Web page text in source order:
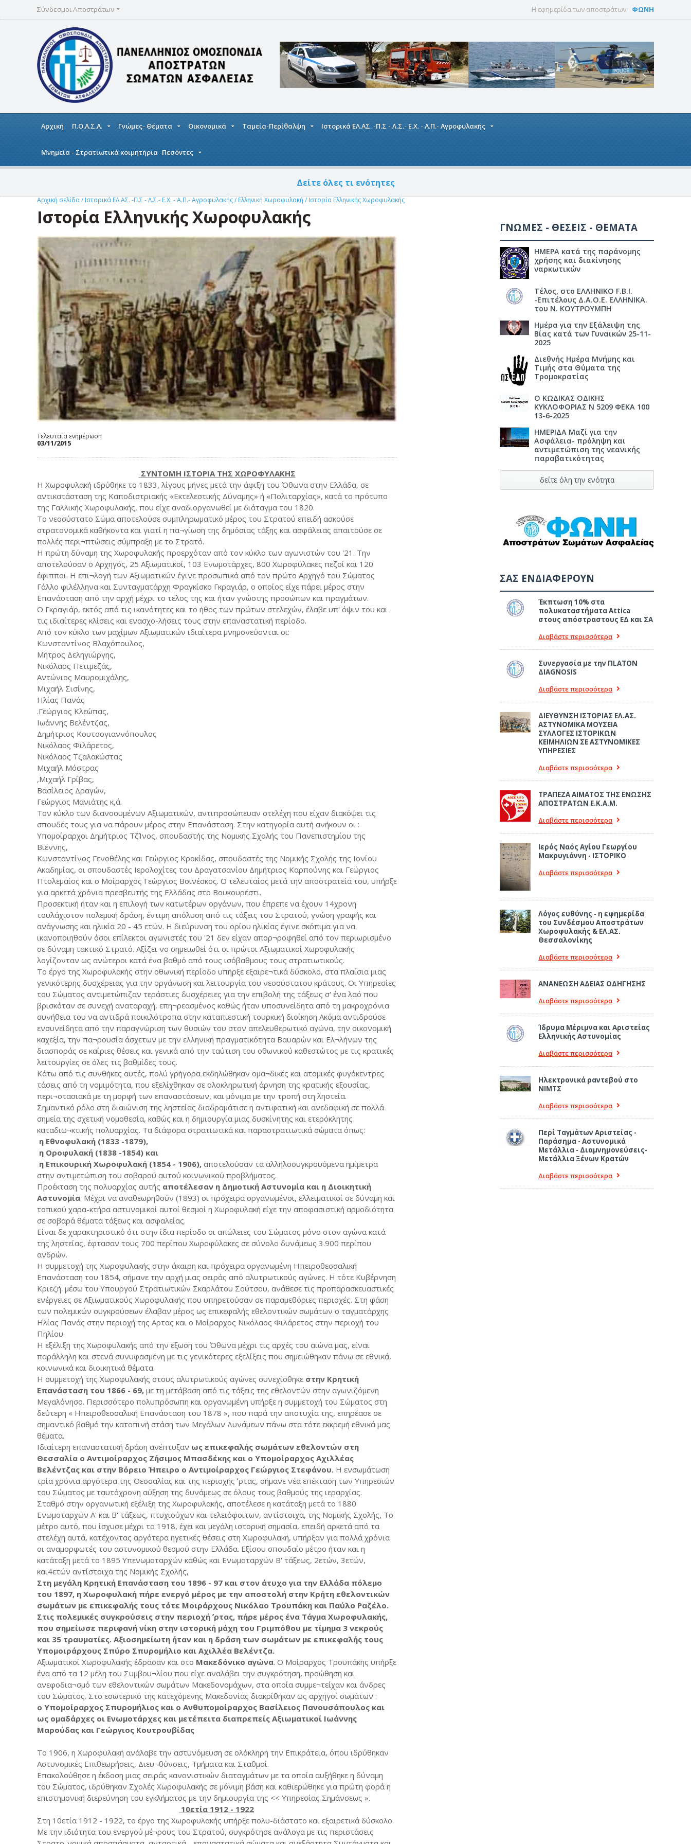
Η εφημερίδα των αποστράτων ΦΩΝΗ
Σύνδεσμοι Αποστράτων
Αρχική Π.Ο.Α.Σ.Α. Γνώμες- Θέματα Οικονομικά Ταμεία-Περίθαλψη Ιστορικά ΕΛ.ΑΣ. -Π.Σ - Λ.Σ.- Ε.Χ. - Α.Π.- Αγροφυλακής
Μνημεία - Στρατιωτικά κοιμητήρια -Πεσόντες
Δείτε όλες τι ενότητες
Αρχική σελίδα/Ιστορικά ΕΛ.ΑΣ. -Π.Σ - Λ.Σ.- Ε.Χ. - Α.Π.- Αγροφυλακής/Ελληνική Χωροφυλακή/ Ιστορία Ελληνικής Χωροφυλακής
Ιστορία Ελληνικής Χωροφυλακής
Τελευταία ενημέρωση
03/11/2015
ΣΥΝΤΟΜΗ ΙΣΤΟΡΙΑ ΤΗΣ ΧΩΡΟΦΥΛΑΚΗΣ
Η Χωροφυλακή ιδρύθηκε το 1833, λίγους μήνες μετά την άφιξη του Όθωνα στην Ελλάδα, σε
αντικατάσταση της Καποδιστριακής «Εκτελεστικής Δύναμης» ή «Πολιταρχίας», κατά το πρότυπο
της Γαλλικής Χωροφυλακής, που είχε αναδιοργανωθεί με διάταγμα του 1820.
Το νεοσύστατο Σώμα αποτελούσε συμπληρωματικό μέρος του Στρατού επειδή ασκούσε
στρατονομικά καθήκοντα και γιατί η πα¬γίωση της δημόσιας τάξης και ασφάλειας απαιτούσε σε
πολλές περι¬πτώσεις σύμπραξη με το Στρατό.
Η πρώτη δύναμη της Χωροφυλακής προερχόταν από τον κύκλο των αγωνιστών του '21. Την
αποτελούσαν ο Αρχηγός, 25 Αξιωματικοί, 103 Ενωμοτάρχες, 800 Χωροφύλακες πεζοί και 120
έφιπποι. Η επι¬λογή των Αξιωματικών έγινε προσωπικά από τον πρώτο Αρχηγό του Σώματος
Γάλλο φιλέλληνα και Συνταγματάρχη Φραγκίσκο Γκραγιάρ, ο οποίος είχε πάρει μέρος στην
Επανάσταση από την αρχή μέχρι το τέλος της και ήταν γνώστης προσώπων και πραγμάτων.
Ο Γκραγιάρ, εκτός από τις ικανότητες και το ήθος των πρώτων στελεχών, έλαβε υπ' όψιν του και
τις ιδιαίτερες κλίσεις και ενασχο-λήσεις τους στην επαναστατική περίοδο.
Από τον κύκλο των μαχίμων Αξιωματικών ιδιαίτερα μνημονεύονται οι:
Κωνσταντίνος Βλαχόπουλος,
Μήτρος Δεληγιώργης,
Νικόλαος Πετιμεζάς,
Αντώνιος Μαυρομιχάλης,
Μιχαήλ Σισίνης,
Ηλίας Πανάς
.Γεώργιος Κλεώπας,
Ιωάννης Βελέντζας,
Δημήτριος Κουτσογιαννόπουλος
Νικόλαος Φιλάρετος,
Νικόλαος Τζαλακώστας
Μιχαήλ Μόστρας
,Μιχαήλ Γρίβας,
Βασίλειος Δραγών,
Γεώργιος Μανιάτης κ,ά.
Τον κύκλο των διανοουμένων Αξιωματικών, αντιπροσώπευαν στελέχη που είχαν διακόψει τις
σπουδές τους για να πάρουν μέρος στην Επανάσταση. Στην κατηγορία αυτή ανήκουν οι :
Υπομοίραρχοι Δημήτριος ΤζΊνος, σπουδαστής της Νομικής Σχολής του Πανεπιστημίου της
Βιέννης,
Κωνσταντίνος Γενοθέλης και Γεώργιος Κροκίδας, σπουδαστές της Νομικής Σχολής της Ιονίου
Ακαδημίας, οι σπουδαστές Ιερολοχίτες του Δραγατσανίου Δημήτριος Καρπούνης και Γεώργιος
Πτολεμαίος και ο Μοίραρχος Γεώργιος Βοϊνέσκος. Ο τελευταίος μετά την αποστρατεία του, υπήρξε
για αρκετά χρόνια πρεσβευτής της Ελλάδας στο Βουκουρέστι.
Προσεκτική ήταν και η επιλογή των κατωτέρων οργάνων, που έπρεπε να έχουν 14χρονη
τουλάχιστον πολεμική δράση, έντιμη απόλυση από τις τάξεις του Στρατού, γνώση γραφής και
ανάγνωσης και ηλικία 20 - 45 ετών. Η διεύρυνση του ορίου ηλικίας έγινε σκόπιμα για να
ικανοποιηθούν όσοι επίλεκτοι αγωνιστές του '21 δεν είχαν απορ¬ροφηθεί από τον περιωρισμένο
σε δύναμη τακτικό Στρατό. Αξίζει νσ σημειωθεί ότι οι πρώτοι Αξιωματικοί Χωροφυλακής
λογίζονταν ως ανώτεροι κατά ένα βαθμό από τους ισόβαθμους τους στρατιωτικούς.
Το έργο της Χωροφυλακής στην οθωνική περίοδο υπήρξε εξαιρε¬τικά δύσκολο, στα πλαίσια μιας
γενικότερης δυσχέρειας για την οργάνωση και λειτουργία του νεοσύστατου κράτους. Οι Υπηρεσίες
του Σώματος αντιμετώπιζαν τεράστιες δυσχέρειες για την επιβολή της τάξεως σ' ένα λαό που
βρισκόταν σε συνεχή αναταραχή, επη¬ρεασμένος καθώς ήταν υποσυνείδητα από τη μακροχρόνια
συνήθεια του να αντιδρά ποικιλότροπα στην καταπιεστική τουρκική διοίκηση Ακόμα αντιδρούσε
ενσυνείδητα από την παραγνώριση των θυσιών του στον απελευθερωτικό αγώνα, την οικονομική
καχεξία, την πα¬ρουσία άσχετων με την ελληνική πραγματικότητα Βαυαρών και Ελ¬λήνων της
διασποράς σε καίριες θέσεις και γενικά από την ταύτιση του οθωνικού καθεστώτος με τις κρατικές
λειτουργίες σε όλες τις βαθμίδες τους.
Κάτω από τις συνθήκες αυτές, πολύ γρήγορα εκδηλώθηκαν ομα¬δικές και ατομικές φυγόκεντρες
τάσεις από τη νομιμότητα, που εξελίχθηκαν σε ολοκληρωτική άρνηση της κρατικής εξουσίας,
περι¬στασιακά με τη μορφή των επαναστάσεων, και μόνιμα με την τροπή στη ληστεία.
Σημαντικό ρόλο στη διαιώνιση της ληστείας διαδραμάτισε η αντιφατική και ανεδαφική σε πολλά
σημεία της σχετική νομοθεσία, καθώς και η δημιουργία μιας δυσκίνητης και ετερόκλητης
καταδιω¬κτικής πολυαρχίας. Τα διάφορα στρατιωτικά και παραστρατιωτικά σώματα όπως:
η Εθνοφυλακή (1833 -1879),
η Οροφυλακή (1838 -1854) και
η Επικουρική Χωροφυλακή (1854 - 1906), αποτελούσαν τα αλληλοσυγκρουόμενα ημίμετρα
στην αντιμετώπιση του σοβαρού αυτού κοινωνικού προβλήματος.
Προέκταση της πολυαρχίας αυτής αποτέλεσαν η Δημοτική Αστυνομία και η Διοικητική
Αστυνομία. Μέχρι να αναθεωρηθούν (1893) οι πρόχειρα οργανωμένοι, ελλειματικοί σε δύναμη και
τοπικού χαρα-κτήρα αστυνομικοί αυτοί θεσμοί η Χωροφυλακή είχε την αποφασιστική αρμοδιότητα
σε σοβαρά θέματα τάξεως και ασφαλείας.
Είναι δε χαρακτηριστικό ότι στην ίδια περίοδο οι απώλειες του Σώματος μόνο στον αγώνα κατά
της ληστείας, έφτασαν τους 700 περίπου Χωροφύλακες σε σύνολο δυνάμεως 3.900 περίπου
ανδρών.
Η συμμετοχή της Χωροφυλακής στην άκαιρη και πρόχειρα οργανωμένη Ηπειροθεσσαλική
Επανάσταση του 1854, σήμανε την αρχή μιας σειράς από αλυτρωτικούς αγώνες. Η τότε Κυβέρνηση
Κριεζή. μέσω του Υπουργού Στρατιωτικών Σκαρλάτου Σούτσου, ανάθεσε τις προπαρασκευαστικές
ενέργειες σε Αξιωματικούς Χωροφυλακής που υπηρετούσαν σε παραμεθόριες περιοχές. Στη φάση
των πολεμικών συγκρούσεων έλαβαν μέρος ως επικεφαλής εθελοντικών σωμάτων ο ταγματάρχης
Ηλίας Πανάς στην περιοχή της Αρτας και ο Μοίραρχος Νικόλαος Φιλάρετος στην περιοχή του
Πηλίου.
Η εξέλιξη της Χωροφυλακής από την έξωση του Όθωνα μέχρι τις αρχές του αιώνα μας, είναι
παράλληλη και στενά συνυφασμένη με τις γενικότερες εξελίξεις που σημειώθηκαν πάνω σε εθνικά,
κοινωνικά και διοικητικά θέματα.
Η συμμετοχή της Χωροφυλακής στους αλυτρωτικούς αγώνες συνεχίσθηκε στην Κρητική
Επανάσταση του 1866 - 69, με τη μετάβαση από τις τάξεις της εθελοντών στην αγωνιζόμενη
Μεγαλόνησο. Περισσότερο πολυπρόσωπη και οργανωμένη υπήρξε η συμμετοχή του Σώματος στη
δεύτερη « Ηπειροθεσσαλική Επανάσταση του 1878 », που παρά την αποτυχία της, επηρέασε σε
σημαντικό βαθμό την κατοπινή στάση των Μεγάλων Δυνάμεων πάνω στα τότε εκκρεμή εθνικά μας
θέματα.
Ιδιαίτερη επαναστατική δράση ανέπτυξαν ως επικεφαλής σωμάτων εθελοντών στη
Θεσσαλία ο Αντιμοίραρχος Ζήσιμος Μπασδέκης και ο Υπομοίραρχος Αχιλλέας
Βελέντζας και στην Βόρειο Ήπειρο ο Αντιμοίραρχος Γεώργιος Στεφάνου. Η ενσωμάτωση
τρία χρόνια αργότερα της Θεσσαλίας και της περιοχής ʼρτας, σήμανε νέα επέκταση των Υπηρεσιών
του Σώματος με ταυτόχρονη αύξηση της δυνάμεως σε όλους τους βαθμούς της ιεραρχίας.
Σταθμό στην οργανωτική εξέλιξη της Χωροφυλακής, αποτέλεσε η κατάταξη μετά το 1880
Ενωμοταρχών Α' και Β' τάξεως, πτυχιούχων και τελειόφοιτων, αντίστοιχα, της Νομικής Σχολής, Το
μέτρο αυτό, που ίσχυσε μέχρι το 1918, έχει και μεγάλη ιστορική σημασία, επειδή αρκετά από τα
στελέχη αυτά, κατέχοντας αργότερα ηγετικές θέσεις στη Χωροφυλακή, υπήρξαν για πολλά χρόνια
οι αναμορφωτές του αστυνομικού θεσμού στην Ελλάδα. Εξίσου σπουδαίο μέτρο ήταν και η
κατάταξη μετά το 1895 Υπενωμοταρχών καθώς και Ενωμοταρχών Β' τάξεως, 2ετών, 3ετών,
και4ετών αντίστοιχα της Νομικής Σχολής,
Στη μεγάλη Κρητική Επανάσταση του 1896 - 97 και στον άτυχο για την Ελλάδα πόλεμο
του 1897, η Χωροφυλακή πήρε ενεργό μέρος με την αποστολή στην Κρήτη εθελοντικών
σωμάτων με επικεφαλής τους τότε Μοιράρχους Νικόλαο Τρουπάκη και Παύλο Ραζέλο.
Στις πολεμικές συγκρούσεις στην περιοχή ʼρτας, πήρε μέρος ένα Τάγμα Χωροφυλακής,
που σημείωσε περιφανή νίκη στην ιστορική μάχη του Γριμπόθου με τίμημα 3 νεκρούς
και 35 τραυματίες. Αξιοσημείωτη ήταν και η δράση των σωμάτων με επικεφαλής τους
Υπομοιράρχους Σπύρο Σπυρομήλιο και Αχιλλέα Βελέντζα.
Αξιωματικοί Χωροφυλακής έδρασαν και στο Μακεδόνικο αγώνα. Ο Μοίραρχος Τρουπάκης υπήρξε
ένα από τα 12 μέλη του Συμβου¬λίου που είχε αναλάβει την συγκρότηση, προώθηση και
ανεφοδια¬σμό των εθελοντικών σωμάτων Μακεδονομάχων, στα οποία συμμε¬τείχαν και άνδρες
του Σώματος. Στο εσωτερικό της κατεχόμενης Μακεδονίας διακρίθηκαν ως αρχηγοί σωμάτων :
ο Υπομοίραρχος Σπυρομήλιος και ο Ανθυπομοίραρχος Βασίλειος Πανουσάπουλος και
ως ομαδάρχες οι Ενωμοτάρχες και μετέπειτα διαπρεπείς Αξιωματικοί Ιωάννης
Μαρούδας και Γεώργιος Κουτρουβίδας
Το 1906, η Χωροφυλακή ανάλαβε την αστυνόμευση σε ολόκληρη την Επικράτεια, όπου ιδρύθηκαν
Αστυνομικές Επιθεωρήσεις, Διευ¬θύνσεις, Τμήματα και Σταθμοί.
Επακολούθησε η έκδοση μιας σειράς κανονιστικών διαταγμάτων με τα οποία αυξήθηκε η δύναμη
του Σώματος, ιδρύθηκαν Σχολές Χωροφυλακής σε μόνιμη βάση και καθιερώθηκε για πρώτη φορά η
επιστημονική διερεύνηση του εγκλήματος με την δημιουργία της << Υπηρεσίας Σημάνσεως ».
10ετία 1912 - 1922
Στη 10ετία 1912 - 1922, το έργο της Χωροφυλακής υπήρξε πολυ-διάστατο και εξαιρετικά δύσκολο.
Με την ιδιότητα του ενεργού μέ¬ρους του Στρατού, συγκρότησε ανάλογα με τις περιστάσεις
ΓΝΩΜΕΣ - ΘΕΣΕΙΣ - ΘΕΜΑΤΑ
ΗΜΕΡΑ κατά της παράνομης
χρήσης και διακίνησης
ναρκωτικών
Τέλος, στο ΕΛΛΗΝΙΚΟ F.B.I.
-Επιτέλους Δ.Α.Ο.Ε. ΕΛΛΗΝΙΚΑ.
του Ν. ΚΟΥΤΡΟΥΜΠΗ
Ημέρα για την Εξάλειψη της
Βίας κατά των Γυναικών 25-11-
2025
Διεθνής Ημέρα Μνήμης και
Τιμής στα Θύματα της
Τρομοκρατίας
Ο ΚΩΔΙΚΑΣ ΟΔΙΚΗΣ
ΚΥΚΛΟΦΟΡΙΑΣ Ν 5209 ΦΕΚΑ 100
13-6-2025
ΗΜΕΡΙΔΑ Μαζί για την
Ασφάλεια- πρόληψη και
αντιμετώπιση της νεανικής
παραβατικότητας
δείτε όλη την ενότητα
ΣΑΣ ΕΝΔΙΑΦΕΡΟΥΝ
Έκπτωση 10% στα
πολυκαταστήματα Attica
στους απόστραστους ΕΔ και ΣΑ
Διαβάστε περισσότερα
Συνεργασία με την ΠLATON
ΔIAGNOSIS
Διαβάστε περισσότερα
ΔΙΕΥΘΥΝΣΗ ΙΣΤΟΡΙΑΣ ΕΛ.ΑΣ.
ΑΣΤΥΝΟΜΙΚΑ ΜΟΥΣΕΙΑ
ΣΥΛΛΟΓΕΣ ΙΣΤΟΡΙΚΩΝ
ΚΕΙΜΗΛΙΩΝ ΣΕ ΑΣΤΥΝΟΜΙΚΕΣ
ΥΠΗΡΕΣΙΕΣ
Διαβάστε περισσότερα
ΤΡΑΠΕΖΑ ΑΙΜΑΤΟΣ ΤΗΣ ΕΝΩΣΗΣ
ΑΠΟΣΤΡΑΤΩΝ Ε.Κ.Α.Μ.
Διαβάστε περισσότερα
Ιερός Ναός Αγίου Γεωργίου
Μακρυγιάννη - ΙΣΤΟΡΙΚΟ
Διαβάστε περισσότερα
Λόγος ευθύνης - η εφημερίδα
του Συνδέσμου Αποστράτων
Χωροφυλακής & ΕΛ.ΑΣ.
Θεσσαλονίκης
Διαβάστε περισσότερα
ΑΝΑΝΕΩΣΗ ΑΔΕΙΑΣ ΟΔΗΓΗΣΗΣ
Διαβάστε περισσότερα
Ίδρυμα Μέριμνα και Αριστείας
Ελληνικής Αστυνομίας
Διαβάστε περισσότερα
Ηλεκτρονικά ραντεβού στο
ΝΙΜΤΣ
Διαβάστε περισσότερα
Περί Ταγμάτων Αριστείας -
Παράσημα - Αστυνομικά
Μετάλλια - Διαμνημονεύσεις-
Μετάλλια Ξένων Κρατών
Διαβάστε περισσότερα